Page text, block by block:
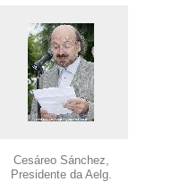
Cesáreo Sánchez,
Presidente da Aelg.